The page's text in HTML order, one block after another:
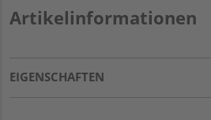
Artikelinformationen
EIGENSCHAFTEN